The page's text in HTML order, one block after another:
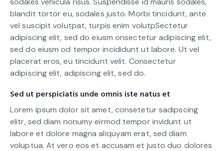
blandit tortor eu, sodales justo. Morbi tincidunt, ante
vel suscipit volutpat, turpis enim volutpSectetur
adipiscing elit, sed do eiusm onsectetur adipiscing elit,
sed do eiusm od tempor incididunt ut labore. Ut vel
placerat eros, eu tincidunt velit. Consectetur
adipiscing elit, adipiscing elit, sed do.
Sed ut perspiciatis unde omnis iste natus et
Lorem ipsum dolor sit amet, consetetur sadipscing
elitr, sed diam nonumy eirmod tempor invidunt ut
labore et dolore magna aliquyam erat, sed diam
voluptua. At vero eos et accusam et justo duo dolores